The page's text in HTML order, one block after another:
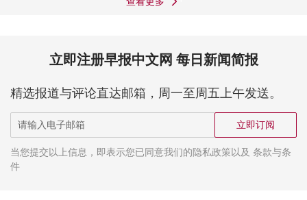
立即注册早报中文网 每日新闻简报
精选报道与评论直达邮箱，周一至周五上午发送。
立即订阅
当您提交以上信息，即表示您已同意我们的隐私政策以及 条款与条
件